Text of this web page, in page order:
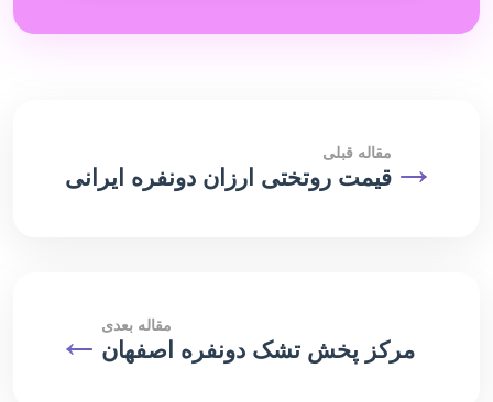
→ مقاله قبلی
قیمت روتختی ارزان دونفره ایرانی
مقاله بعدی
مرکز پخش تشک دونفره اصفهان ←